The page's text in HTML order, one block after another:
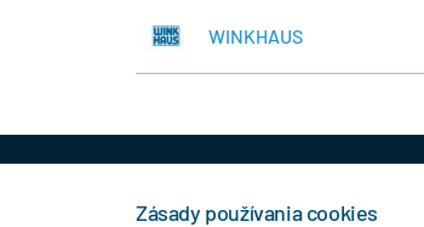
WINKHAUS
Zásady používania cookies